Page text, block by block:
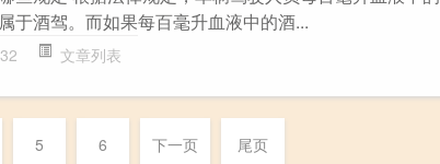
于酒驾。而如果每百毫升血液中的酒...
文章列表
5 6 下一页 尾页